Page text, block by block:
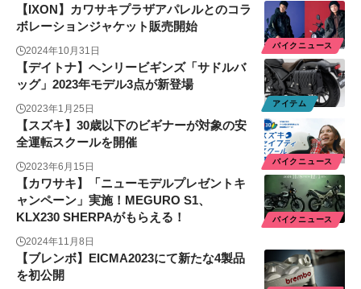
バイクニュース
【IXON】カワサキプラザアパレルとのコラ
ボレーションジャケット販売開始
2024年10月31日
アイテム
【デイトナ】ヘンリービギンズ「サドルバ
ッグ」2023年モデル3点が新登場
2023年1月25日
バイクニュース
【スズキ】30歳以下のビギナーが対象の安
全運転スクールを開催
2023年6月15日
バイクニュース
【カワサキ】「ニューモデルプレゼントキ
ャンペーン」実施！MEGURO S1、
KLX230 SHERPAがもらえる！
2024年11月8日
【ブレンボ】EICMA2023にて新たな4製品
を初公開